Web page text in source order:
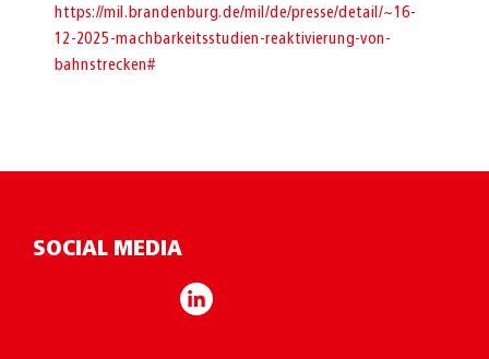
https://mil.brandenburg.de/mil/de/presse/detail/~16-
12-2025-machbarkeitsstudien-reaktivierung-von-
bahnstrecken#
SOCIAL MEDIA